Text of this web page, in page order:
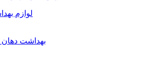
لوازم
بهداشت دهان